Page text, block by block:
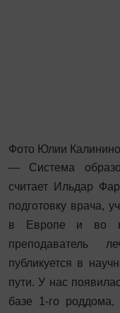
Фото Юлии
— Система
считает Ильдар
подготовку врача,
в Европе и во
преподаватель
публикуется в
пути. У нас
базе 1-го